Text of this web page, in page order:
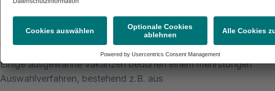
Ggf. weitere Auswahlverfahren
Einige ausgewählte Vakanzen bedürfen einem mehrstufigen
Auswahlverfahren, bestehend z.B. aus